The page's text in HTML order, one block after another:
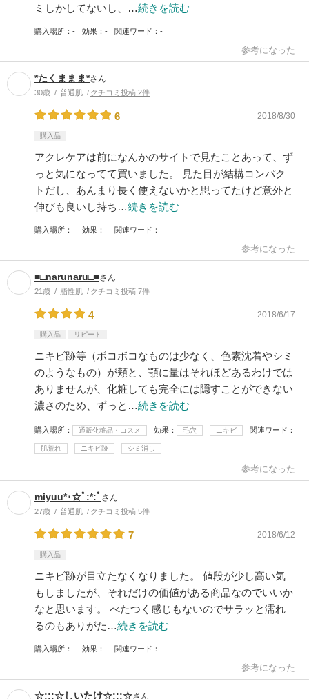
ミしかしてないし、…続きを読む
購入場所 - 効果 - 関連ワード -
参考になった
*たくままま*さん
30歳 普通肌 クチコミ投稿 2件
6 2018/8/30
購入品
アクレケアは前になんかのサイトで見たことあって、ず
っと気になってて買いました。 見た目が結構コンパク
トだし、あんまり長く使えないかと思ってたけど意外と
伸びも良いし持ち…続きを読む
購入場所 - 効果 - 関連ワード -
参考になった
■□narunaru□■さん
21歳 脂性肌 クチコミ投稿 7件
4 2018/6/17
購入品 リピート
ニキビ跡等（ボコボコなものは少なく、色素沈着やシミ
のようなもの）が頬と、顎に量はそれほどあるわけでは
ありませんが、化粧しても完全には隠すことができない
濃さのため、ずっと…続きを読む
購入場所 通販化粧品・コスメ 効果 毛穴 ニキビ 関連ワード
肌荒れ ニキビ跡 シミ消し
参考になった
miyuu*･☆ﾟ:*:ﾟ さん
27歳 普通肌 クチコミ投稿 5件
7 2018/6/12
購入品
ニキビ跡が目立たなくなりました。 値段が少し高い気
もしましたが、それだけの価値がある商品なのでいいか
なと思います。 べたつく感じもないのでサラッと濡れ
るのもありがた…続きを読む
購入場所 - 効果 - 関連ワード -
参考になった
☆:::☆しいたけ☆:::☆さん